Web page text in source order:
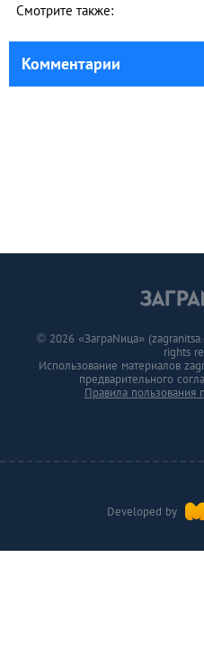
Смотрите также:
Комментарии
Developed by
© 2026 «ЗаграNица»
rights
Использование материалов
предварительного
Правила пользования